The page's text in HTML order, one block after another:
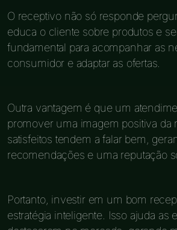
O receptivo não só responde
educa o cliente sobre produtos e
fundamental para acompanhar as
consumidor e adaptar as ofertas.
Outra vantagem é que um
promover uma imagem positiva da
satisfeitos tendem a falar bem,
recomendações e uma reputação
Portanto, investir em um bom
estratégia inteligente. Isso ajuda as